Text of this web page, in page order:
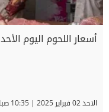
أسعار اللحوم اليوم الأحد 2 فبراير 2025
الاحد 02 فبراير 2025 | 10:35 صباحاً